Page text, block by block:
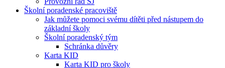
Školní poradenské pracoviště
Jak můžete pomoci svému dítěti před nástupem do
základní školy
Školní poradenský tým
Schránka důvěry
Karta KID
Karta KID pro školy